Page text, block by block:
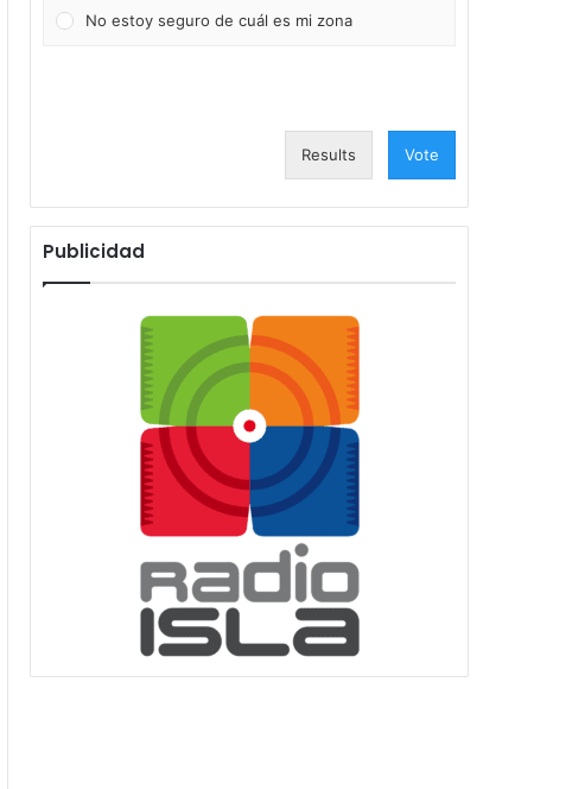
No estoy seguro de cuál es mi zona
Results Vote
Publicidad